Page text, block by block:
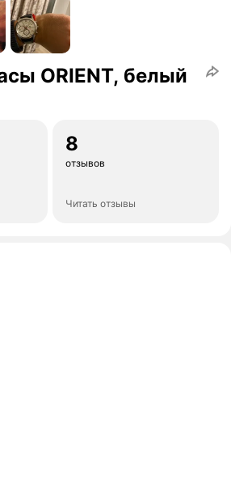
ORIENT, белый
8
отзывов
Читать отзывы